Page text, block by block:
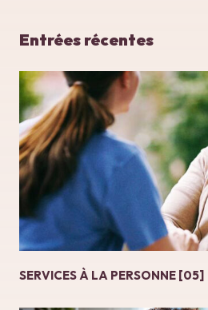
Entrées récentes
SERVICES À LA PERSONNE [05]